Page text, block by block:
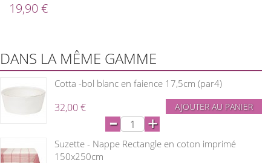
19,90 €
DANS LA MÊME GAMME
Cotta -bol blanc en faience 17,5cm (par4)
32,00 € AJOUTER AU PANIER
- +
Suzette - Nappe Rectangle en coton imprimé
150x250cm